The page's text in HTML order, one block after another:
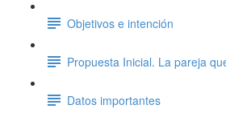
Objetivos e intención
Propuesta Inicial. La pareja
Datos importantes